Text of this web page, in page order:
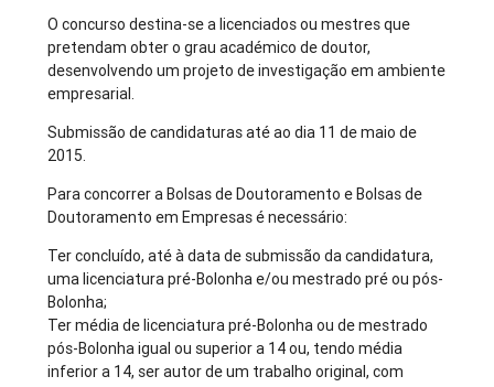
O concurso destina-se a licenciados ou mestres que
pretendam obter o grau académico de doutor,
desenvolvendo um projeto de investigação em ambiente
empresarial.
Submissão de candidaturas até ao dia 11 de maio de
2015.
Para concorrer a Bolsas de Doutoramento e Bolsas de
Doutoramento em Empresas é necessário:
Ter concluído, até à data de submissão da candidatura,
uma licenciatura pré-Bolonha e/ou mestrado pré ou pós-
Bolonha;
Ter média de licenciatura pré-Bolonha ou de mestrado
pós-Bolonha igual ou superior a 14 ou, tendo média
inferior a 14, ser autor de um trabalho original, com